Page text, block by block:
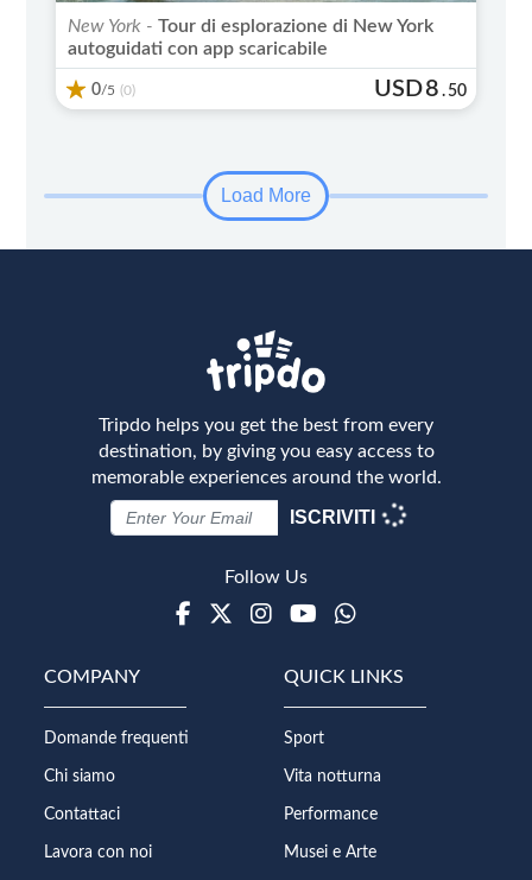
New York - Tour di esplorazione di New York
autoguidati con app scaricabile
0/5 (0) USD8 . 50
Load More
Tripdo helps you get the best from every
destination, by giving you easy access to
memorable experiences around the world.
ISCRIVITI
Follow Us
Facebook
TwitterInstagramYoutube
WhatsApp
COMPANY
Domande frequenti
Chi siamo
Contattaci
Lavora con noi
QUICK LINKS
Sport
Vita notturna
Performance
Musei e Arte